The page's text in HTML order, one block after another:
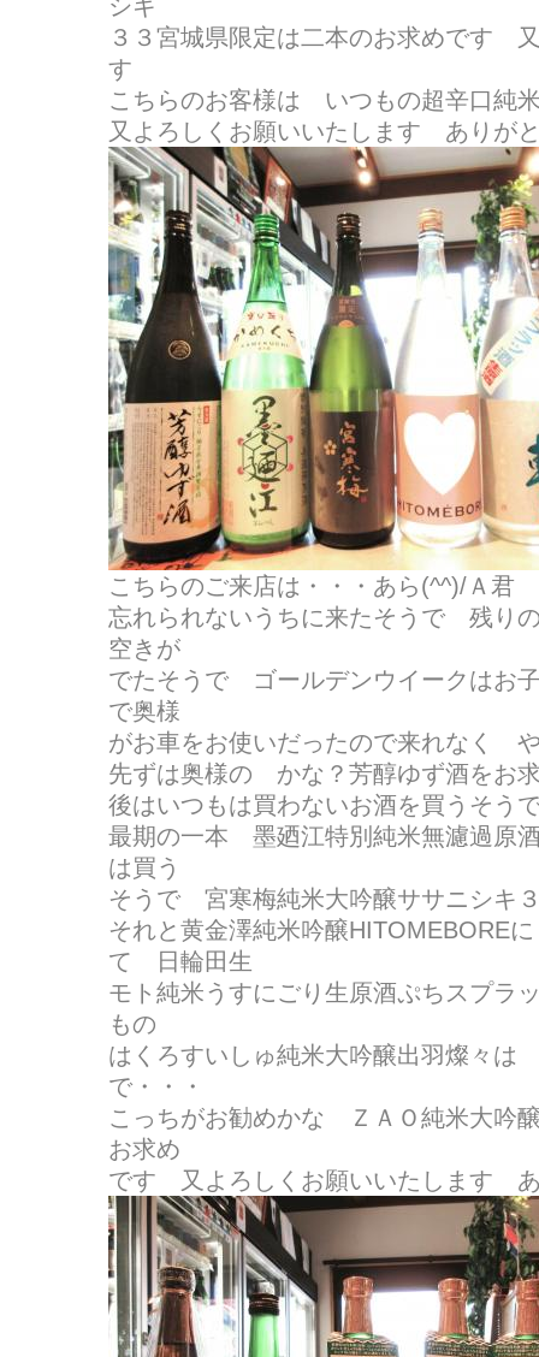
シキ
３３宮城県限定は二本のお求めです
す
こちらのお客様は いつもの超辛口純
又よろしくお願いいたします ありが
こちらのご来店は・・・あら(^^)/Ａ君
忘れられないうちに来たそうで 残り
空きが
でたそうで ゴールデンウイークはお
で奥様
がお車をお使いだったので来れなく
先ずは奥様の かな？芳醇ゆず酒をお
後はいつもは買わないお酒を買うそう
最期の一本 墨廼江特別純米無濾過原
は買う
そうで 宮寒梅純米大吟醸ササニシキ
それと黄金澤純米吟醸HITOMEBORE
て 日輪田生
モト純米うすにごり生原酒ぷちスプ
もの
はくろすいしゅ純米大吟醸出羽燦々
で・・・
こっちがお勧めかな ＺＡＯ純米大吟
お求め
です 又よろしくお願いいたします